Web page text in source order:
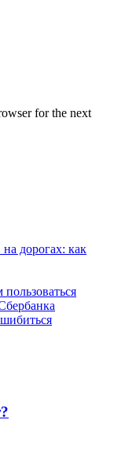
for the next
дорогах: как